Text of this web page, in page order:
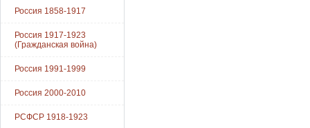
Россия 1858-1917
Россия 1917-1923
(Гражданская война)
Россия 1991-1999
Россия 2000-2010
РСФСР 1918-1923